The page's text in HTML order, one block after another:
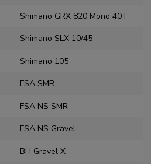
Shimano GRX 820 Mono 40T
Shimano SLX 10/45
Shimano 105
FSA SMR
FSA NS SMR
FSA NS Gravel
BH Gravel X